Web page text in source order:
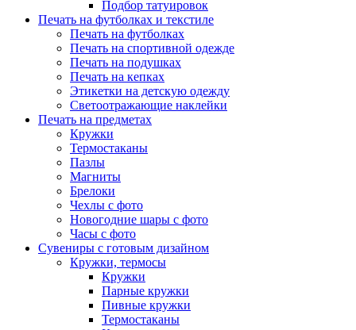
Подбор татуировок
Печать на футболках и текстиле
Печать на футболках
Печать на спортивной одежде
Печать на подушках
Печать на кепках
Этикетки на детскую одежду
Светоотражающие наклейки
Печать на предметах
Кружки
Термостаканы
Пазлы
Магниты
Брелоки
Чехлы с фото
Новогодние шары с фото
Часы с фото
Сувениры с готовым дизайном
Кружки, термосы
Кружки
Парные кружки
Пивные кружки
Термостаканы